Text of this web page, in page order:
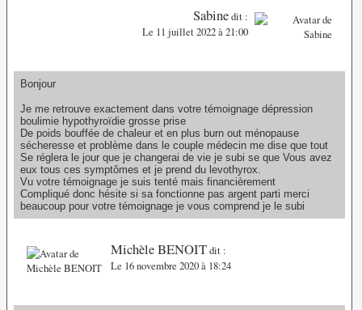
Sabinedit :
Le 11 juillet 2022 à 21:00
Bonjour
Je me retrouve exactement dans votre témoignage dépression
boulimie hypothyroïdie grosse prise
De poids bouffée de chaleur et en plus burn out ménopause
sécheresse et problème dans le couple médecin me dise que tout
Se réglera le jour que je changerai de vie je subi se que Vous avez
eux tous ces symptômes et je prend du levothyrox.
Vu votre témoignage je suis tenté mais financièrement
Compliqué donc hésite si sa fonctionne pas argent parti merci
beaucoup pour votre témoignage je vous comprend je le subi
Michèle BENOITdit :
Le 16 novembre 2020 à 18:24